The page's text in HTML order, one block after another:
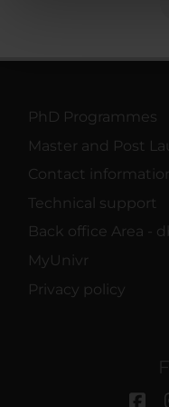
nostri partner che si
PhD Programmes
Master and Post
Contact
Technical support
Back office Area -
MyUnivr
Privacy policy